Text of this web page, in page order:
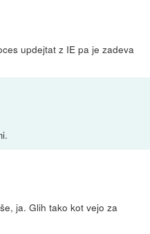
updejtat z IE pa je zadeva
ja. Glih tako kot vejo za